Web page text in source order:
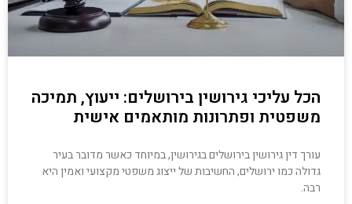
הכל עליכי גירושין בירושלים: ייעוץ, תמיכה
משפטית ופתרונות מותאמים אישית
עורך דין גירושין בירושלים בגירושין, במיוחד כאשר מדובר בעיר
גדולה כמו ירושלים, החשיבות של ייצוג משפטי מקצועי ואמין היא
רבה.